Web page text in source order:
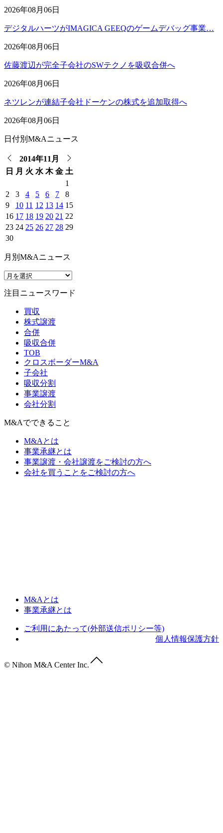
2026年08月06日
デジタルハーツがIMAGICA GEEQのゲームデバッグ事業…
2026年08月06日
佐藤渡辺が完全子会社のSWテクノを吸収合併へ
2026年08月06日
ネツレンが連結子会社ドーケンの株式を追加取得へ
2026年08月06日
日付別M&Aニュース
2014年11月
日
月 火 水 木 金 土
1
2
3 4 5 6 7
8
9
10 11 12 13 14 15
16 17 18 19 20 21 22
23 24 25 26 27 28 29
30
月別M&Aニュース
注目ニュースワード
買収
株式譲渡
合併
吸収合併
TOB
クロスボーダーM&A
子会社
吸収分割
事業譲渡
会社分割
M&Aでできること
M&Aとは
事業承継とは
事業譲渡・会社譲渡をご検討の方へ
会社を買うことをご検討の方へ
M&Aとは
事業承継とは
ご利用にあたって(外部送信ポリシー等)
個人情報保護方針
© Nihon M&A Center Inc.